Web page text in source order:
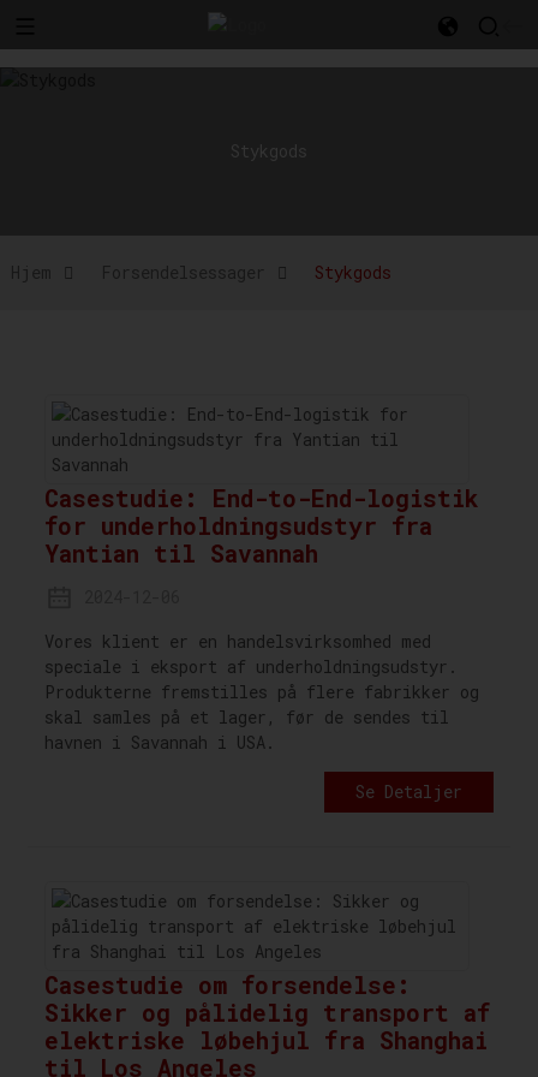
Stykgods
Hjem Forsendelsessager Stykgods
Casestudie: End-to-End-logistik
for underholdningsudstyr fra
Yantian til Savannah
Vores klient er en handelsvirksomhed med
speciale i eksport af underholdningsudstyr.
Produkterne fremstilles på flere fabrikker og
skal samles på et lager, før de sendes til
havnen i Savannah i USA.
Se Detaljer
Casestudie om forsendelse:
Sikker og pålidelig transport af
elektriske løbehjul fra Shanghai
til Los Angeles